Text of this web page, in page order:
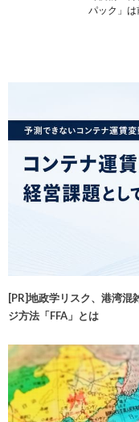
パック」
[PR]地政学リスク、港湾
ジ方法「FFA」とは